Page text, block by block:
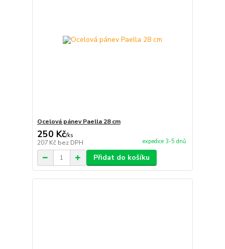
Ocelová pánev Paella 28 cm
250 Kč/ks
207 Kč bez DPH expedice 3-5 dnů
Přidat do košíku